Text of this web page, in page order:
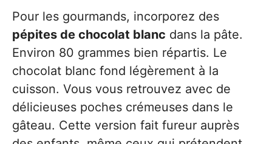
Pour les gourmands, incorporez des
pépites de chocolat blanc dans la pâte.
Environ 80 grammes bien répartis. Le
chocolat blanc fond légèrement à la
cuisson. Vous vous retrouvez avec de
délicieuses poches crémeuses dans le
gâteau. Cette version fait fureur auprès